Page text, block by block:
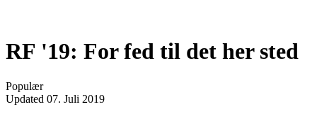
RF '19: For fed til det her sted
Populær
Updated 07. Juli 2019